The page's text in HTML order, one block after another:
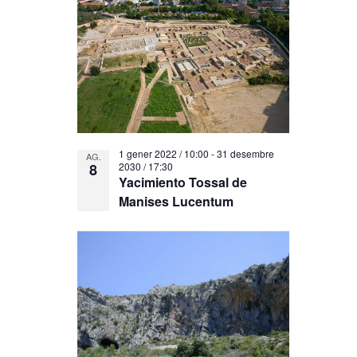
AG.
8
Yacimiento Tossal de
Manises Lucentum
1 gener 2022 / 10:00 -31 desembre
2030 / 17:30